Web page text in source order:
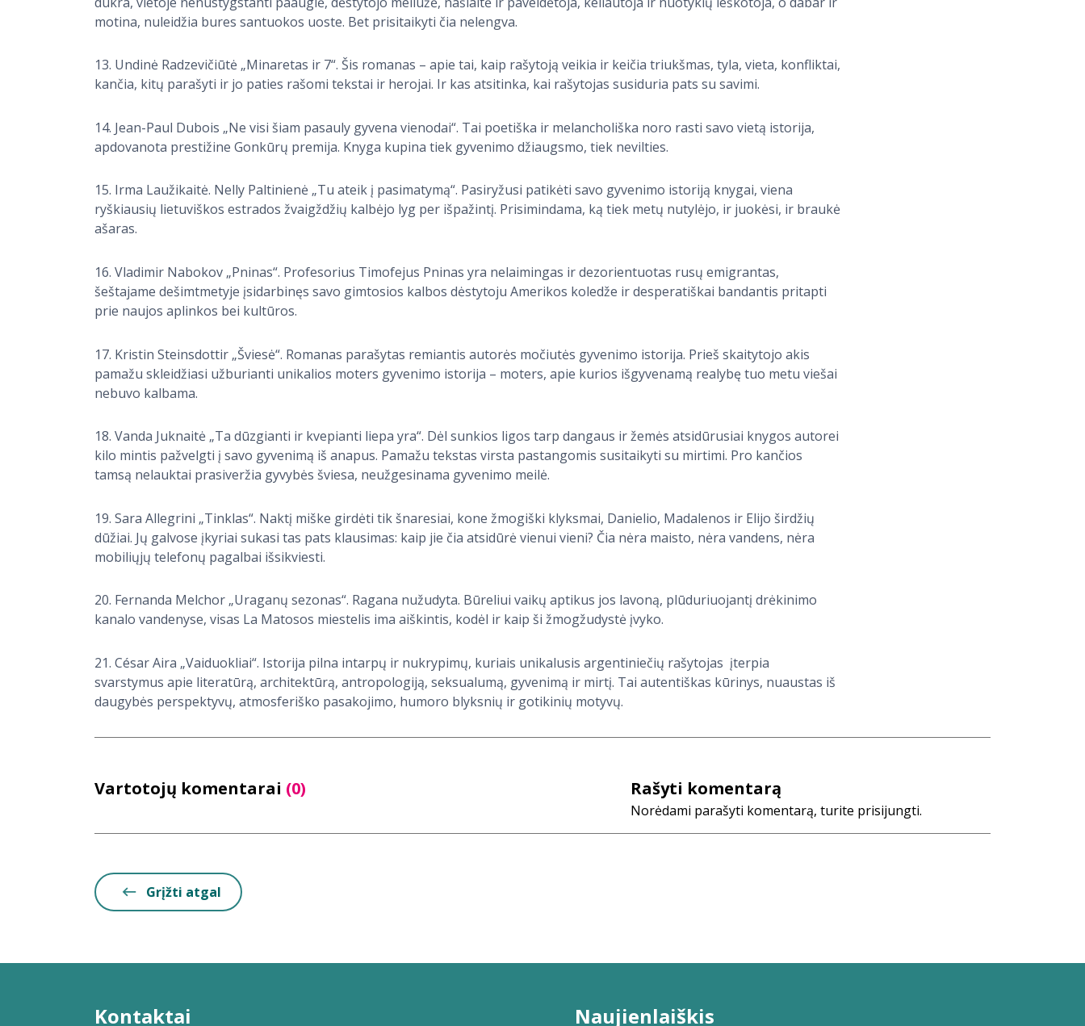
motina, nuleidžia bures santuokos uoste. Bet prisitaikyti čia nelengva.
13. Undinė Radzevičiūtė „Minaretas ir 7“. Šis romanas – apie tai, kaip rašytoją veikia ir keičia triukšmas, tyla, vieta, konfliktai,
kančia, kitų parašyti ir jo paties rašomi tekstai ir herojai. Ir kas atsitinka, kai rašytojas susiduria pats su savimi.
14. Jean-Paul Dubois „Ne visi šiam pasauly gyvena vienodai“. Tai poetiška ir melancholiška noro rasti savo vietą istorija,
apdovanota prestižine Gonkūrų premija. Knyga kupina tiek gyvenimo džiaugsmo, tiek nevilties.
15. Irma Laužikaitė. Nelly Paltinienė „Tu ateik į pasimatymą“. Pasiryžusi patikėti savo gyvenimo istoriją knygai, viena
ryškiausių lietuviškos estrados žvaigždžių kalbėjo lyg per išpažintį. Prisimindama, ką tiek metų nutylėjo, ir juokėsi, ir braukė
ašaras.
16. Vladimir Nabokov „Pninas“. Profesorius Timofejus Pninas yra nelaimingas ir dezorientuotas rusų emigrantas,
šeštajame dešimtmetyje įsidarbinęs savo gimtosios kalbos dėstytoju Amerikos koledže ir desperatiškai bandantis pritapti
prie naujos aplinkos bei kultūros.
17. Kristin Steinsdottir „Šviesė“. Romanas parašytas remiantis autorės močiutės gyvenimo istorija. Prieš skaitytojo akis
pamažu skleidžiasi užburianti unikalios moters gyvenimo istorija – moters, apie kurios išgyvenamą realybę tuo metu viešai
nebuvo kalbama.
18. Vanda Juknaitė „Ta dūzgianti ir kvepianti liepa yra“. Dėl sunkios ligos tarp dangaus ir žemės atsidūrusiai knygos autorei
kilo mintis pažvelgti į savo gyvenimą iš anapus. Pamažu tekstas virsta pastangomis susitaikyti su mirtimi. Pro kančios
tamsą nelauktai prasiveržia gyvybės šviesa, neužgesinama gyvenimo meilė.
19. Sara Allegrini „Tinklas“. Naktį miške girdėti tik šnaresiai, kone žmogiški klyksmai, Danielio, Madalenos ir Elijo širdžių
dūžiai. Jų galvose įkyriai sukasi tas pats klausimas: kaip jie čia atsidūrė vienui vieni? Čia nėra maisto, nėra vandens, nėra
mobiliųjų telefonų pagalbai išsikviesti.
20. Fernanda Melchor „Uraganų sezonas“. Ragana nužudyta. Būreliui vaikų aptikus jos lavoną, plūduriuojantį drėkinimo
kanalo vandenyse, visas La Matosos miestelis ima aiškintis, kodėl ir kaip ši žmogžudystė įvyko.
21. César Aira „Vaiduokliai“. Istorija pilna intarpų ir nukrypimų, kuriais unikalusis argentiniečių rašytojas įterpia
svarstymus apie literatūrą, architektūrą, antropologiją, seksualumą, gyvenimą ir mirtį. Tai autentiškas kūrinys, nuaustas iš
daugybės perspektyvų, atmosferiško pasakojimo, humoro blyksnių ir gotikinių motyvų.
Vartotojų komentarai (0) Rašyti komentarą
Norėdami parašyti komentarą, turite prisijungti.
Grįžti atgal
Kontaktai Naujienlaiškis